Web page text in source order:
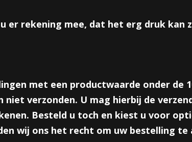
Omschrijving
Leuke kleine bellenblazertjes in de vorm van een
er rekening mee, dat het erg druk kan
met een productwaarde onder de
niet verzonden. U mag hierbij de
Besteld u toch en kiest u voor
wij ons het recht om uw bestelling te